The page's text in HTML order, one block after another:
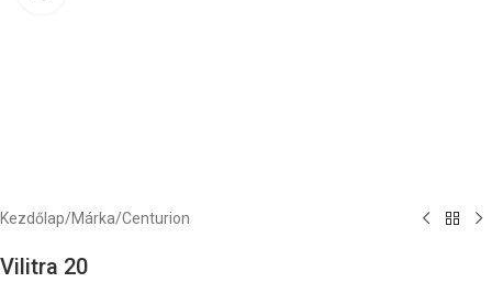
Kezdőlap/Márka/Centurion
Vilitra 20